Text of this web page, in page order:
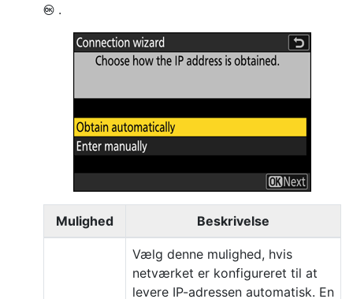
J .
Mulighed Beskrivelse
Vælg denne mulighed, hvis
netværket er konfigureret til at
levere IP-adressen automatisk. En